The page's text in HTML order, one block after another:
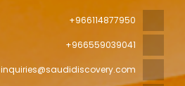
+966114877950
+966559039041
inquiries@saudidiscovery.com